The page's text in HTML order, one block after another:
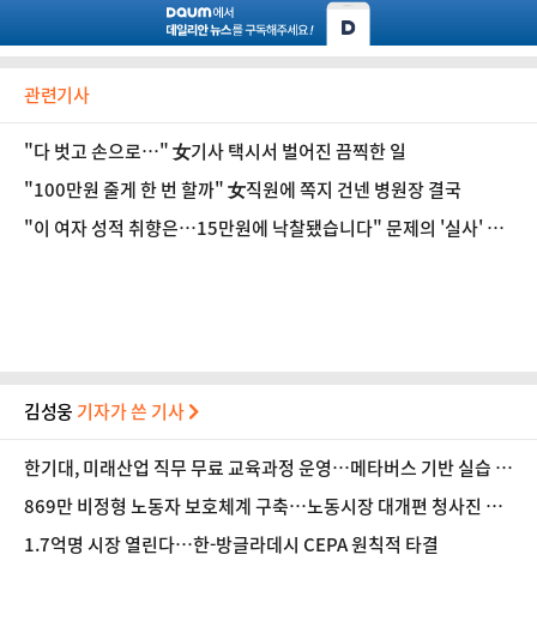
관련기사
"다 벗고 손으로…" 女기사 택시서 벌어진 끔찍한 일
"100만원 줄게 한 번 할까" 女직원에 쪽지 건넨 병원장 결국
"이 여자 성적 취향은…15만원에 낙찰됐습니다" 문제의 '실사' 경
김성웅 기자가 쓴 기사
한기대, 미래산업 직무 무료 교육과정 운영…메타버스 기반 실습 도
입
869만 비정형 노동자 보호체계 구축…노동시장 대개편 청사진 공
개
1.7억명 시장 열린다…한-방글라데시 CEPA 원칙적 타결